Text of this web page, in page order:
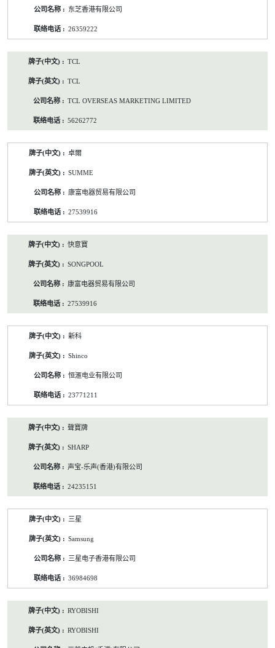
东芝香港有限公司
26359222
TCL
TCL
TCL OVERSEAS MARKETING LIMITED
56262772
卓爾
SUMME
康富电器贸易有限公司
27539916
快意寶
SONGPOOL
康富电器贸易有限公司
27539916
新科
Shinco
恒滙电业有限公司
23771211
聲寶牌
SHARP
声宝-乐声(香港)有限公司
24235151
三星
Samsung
三星电子香港有限公司
36984698
RYOBISHI
RYOBISHI